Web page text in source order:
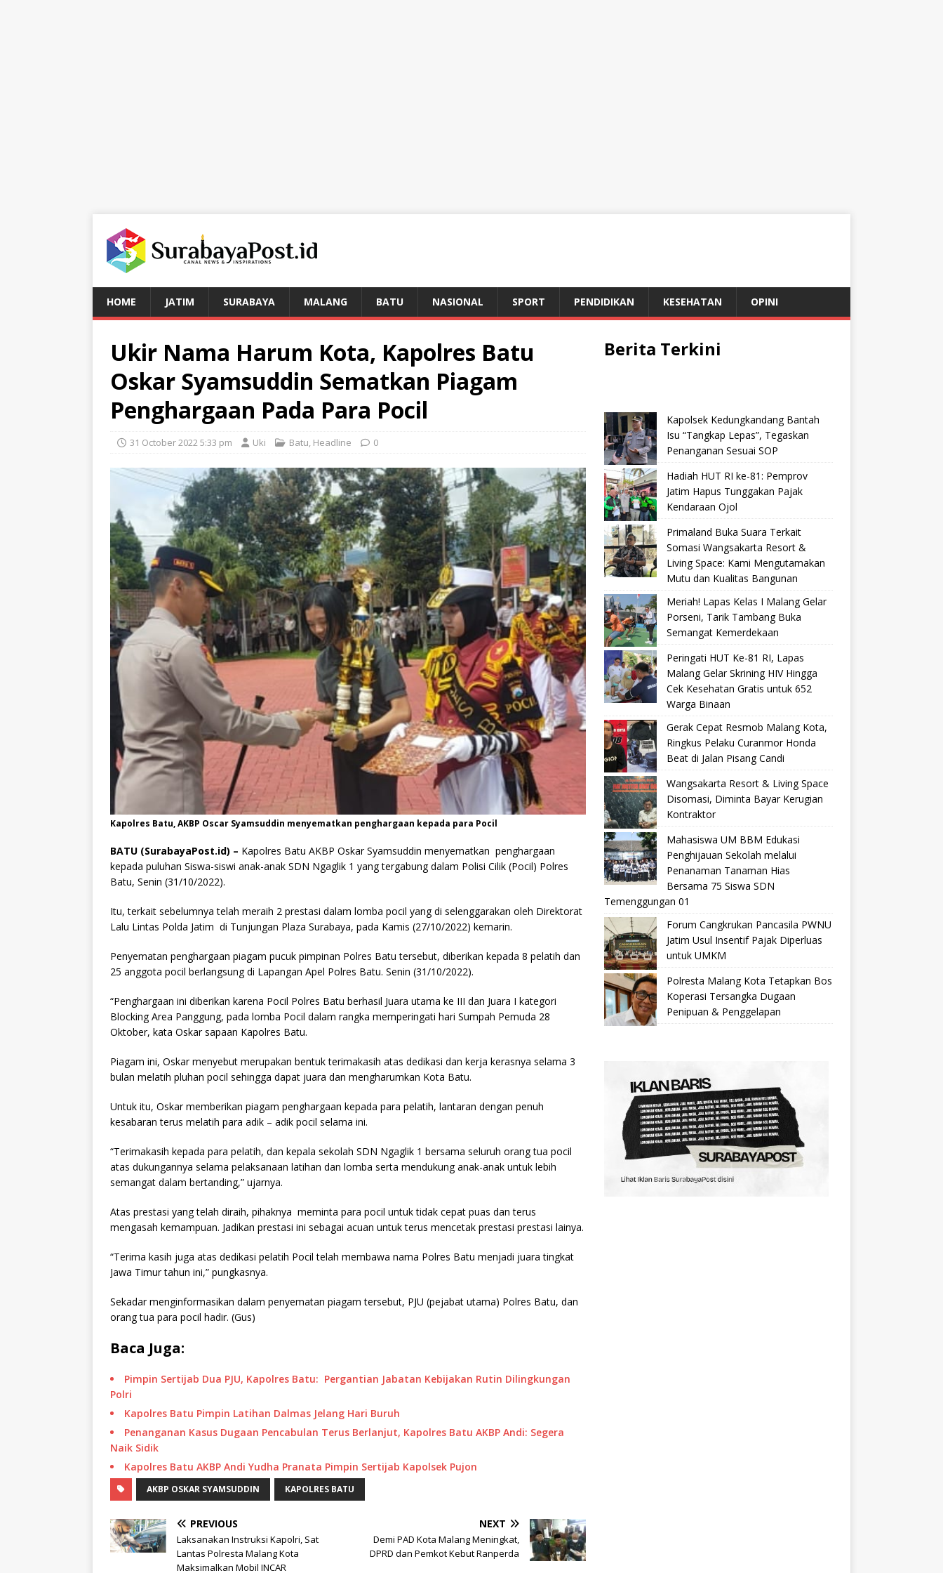
HOME JATIM SURABAYA MALANG BATU NASIONAL SPORT PENDIDIKAN KESEHATAN OPINI
Ukir Nama Harum Kota, Kapolres Batu
Oskar Syamsuddin Sematkan Piagam
Penghargaan Pada Para Pocil
31 October 2022 5:33 pm Uki Batu, Headline 0
Kapolres Batu, AKBP Oscar Syamsuddin menyematkan penghargaan kepada para Pocil
BATU (SurabayaPost.id) – Kapolres Batu AKBP Oskar Syamsuddin menyematkan penghargaan
kepada puluhan Siswa-siswi anak-anak SDN Ngaglik 1 yang tergabung dalam Polisi Cilik (Pocil) Polres
Batu, Senin (31/10/2022).
Itu, terkait sebelumnya telah meraih 2 prestasi dalam lomba pocil yang di selenggarakan oleh Direktorat
Lalu Lintas Polda Jatim di Tunjungan Plaza Surabaya, pada Kamis (27/10/2022) kemarin.
Penyematan penghargaan piagam pucuk pimpinan Polres Batu tersebut, diberikan kepada 8 pelatih dan
25 anggota pocil berlangsung di Lapangan Apel Polres Batu. Senin (31/10/2022).
“Penghargaan ini diberikan karena Pocil Polres Batu berhasil Juara utama ke III dan Juara I kategori
Blocking Area Panggung, pada lomba Pocil dalam rangka memperingati hari Sumpah Pemuda 28
Oktober, kata Oskar sapaan Kapolres Batu.
Piagam ini, Oskar menyebut merupakan bentuk terimakasih atas dedikasi dan kerja kerasnya selama 3
bulan melatih pluhan pocil sehingga dapat juara dan mengharumkan Kota Batu.
Untuk itu, Oskar memberikan piagam penghargaan kepada para pelatih, lantaran dengan penuh
kesabaran terus melatih para adik – adik pocil selama ini.
“Terimakasih kepada para pelatih, dan kepala sekolah SDN Ngaglik 1 bersama seluruh orang tua pocil
atas dukungannya selama pelaksanaan latihan dan lomba serta mendukung anak-anak untuk lebih
semangat dalam bertanding,” ujarnya.
Atas prestasi yang telah diraih, pihaknya meminta para pocil untuk tidak cepat puas dan terus
mengasah kemampuan. Jadikan prestasi ini sebagai acuan untuk terus mencetak prestasi prestasi lainya.
“Terima kasih juga atas dedikasi pelatih Pocil telah membawa nama Polres Batu menjadi juara tingkat
Jawa Timur tahun ini,” pungkasnya.
Sekadar menginformasikan dalam penyematan piagam tersebut, PJU (pejabat utama) Polres Batu, dan
orang tua para pocil hadir. (Gus)
Baca Juga:
Pimpin Sertijab Dua PJU, Kapolres Batu: Pergantian Jabatan Kebijakan Rutin Dilingkungan
Polri
Kapolres Batu Pimpin Latihan Dalmas Jelang Hari Buruh
Penanganan Kasus Dugaan Pencabulan Terus Berlanjut, Kapolres Batu AKBP Andi: Segera
Naik Sidik
Kapolres Batu AKBP Andi Yudha Pranata Pimpin Sertijab Kapolsek Pujon
AKBP OSKAR SYAMSUDDIN KAPOLRES BATU
PREVIOUS
Laksanakan Instruksi Kapolri, Sat
Lantas Polresta Malang Kota
Maksimalkan Mobil INCAR
NEXT
Demi PAD Kota Malang Meningkat,
DPRD dan Pemkot Kebut Ranperda
Berita Terkini
Kapolsek Kedungkandang Bantah
Isu “Tangkap Lepas”, Tegaskan
Penanganan Sesuai SOP
Hadiah HUT RI ke-81: Pemprov
Jatim Hapus Tunggakan Pajak
Kendaraan Ojol
Primaland Buka Suara Terkait
Somasi Wangsakarta Resort &
Living Space: Kami Mengutamakan
Mutu dan Kualitas Bangunan
Meriah! Lapas Kelas I Malang Gelar
Porseni, Tarik Tambang Buka
Semangat Kemerdekaan
Peringati HUT Ke-81 RI, Lapas
Malang Gelar Skrining HIV Hingga
Cek Kesehatan Gratis untuk 652
Warga Binaan
Gerak Cepat Resmob Malang Kota,
Ringkus Pelaku Curanmor Honda
Beat di Jalan Pisang Candi
Wangsakarta Resort & Living Space
Disomasi, Diminta Bayar Kerugian
Kontraktor
Mahasiswa UM BBM Edukasi
Penghijauan Sekolah melalui
Penanaman Tanaman Hias
Bersama 75 Siswa SDN
Temenggungan 01
Forum Cangkrukan Pancasila PWNU
Jatim Usul Insentif Pajak Diperluas
untuk UMKM
Polresta Malang Kota Tetapkan Bos
Koperasi Tersangka Dugaan
Penipuan & Penggelapan